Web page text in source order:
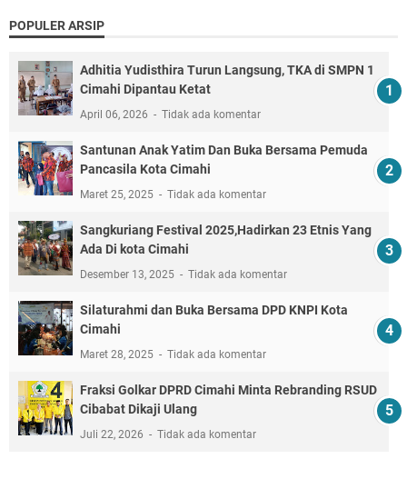
POPULER ARSIP
Adhitia Yudisthira Turun Langsung, TKA di SMPN 1
Cimahi Dipantau Ketat
April 06, 2026 Tidak ada komentar
Santunan Anak Yatim Dan Buka Bersama Pemuda
Pancasila Kota Cimahi
Maret 25, 2025 Tidak ada komentar
Sangkuriang Festival 2025,Hadirkan 23 Etnis Yang
Ada Di kota Cimahi
Desember 13, 2025 Tidak ada komentar
Silaturahmi dan Buka Bersama DPD KNPI Kota
Cimahi
Maret 28, 2025 Tidak ada komentar
Fraksi Golkar DPRD Cimahi Minta Rebranding RSUD
Cibabat Dikaji Ulang
Juli 22, 2026 Tidak ada komentar